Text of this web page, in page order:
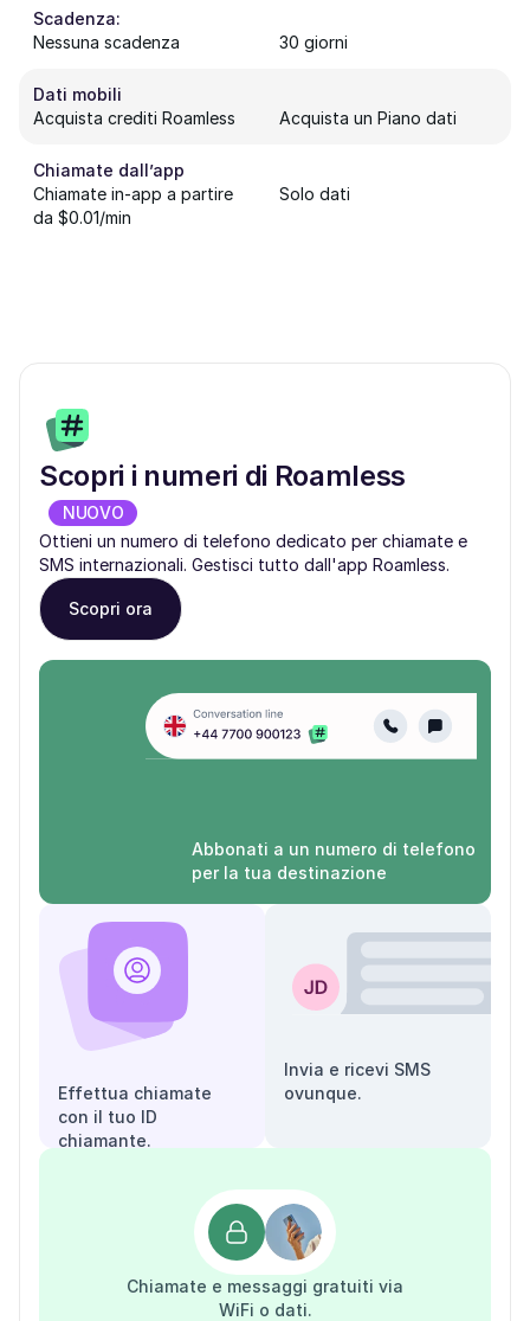
Scadenza:
Nessuna scadenza
30 giorni
Dati mobili
Acquista crediti Roamless
Acquista un Piano dati
Chiamate dall’app
Chiamate in-app a partire
da $0.01/min
Solo dati
Scopri i numeri di Roamless
NUOVO
Ottieni un numero di telefono dedicato per chiamate e
SMS internazionali. Gestisci tutto dall'app Roamless.
Scopri ora
Abbonati a un numero di telefono
per la tua destinazione
Effettua chiamate
con il tuo ID
chiamante.
Invia e ricevi SMS
ovunque.
Chiamate e messaggi gratuiti via
WiFi o dati.